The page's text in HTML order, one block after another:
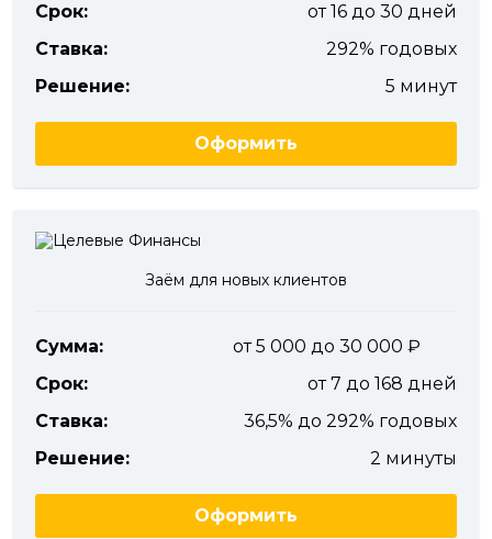
Срок:
от 16 до 30 дней
Ставка:
292% годовых
Решение:
5 минут
Оформить
Заём для новых клиентов
Сумма:
от 5 000 до 30 000
Срок:
от 7 до 168 дней
Ставка:
36,5% до 292% годовых
Решение:
2 минуты
Оформить